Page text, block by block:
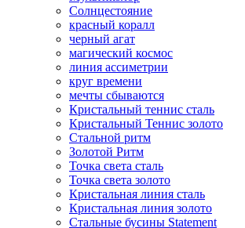
Солнцестояние
красный коралл
черный агат
магический космос
линия ассиметрии
круг времени
мечты сбываются
Кристальный теннис сталь
Кристальный Теннис золото
Стальной ритм
Золотой Ритм
Точка света сталь
Точка света золото
Кристальная линия сталь
Кристальная линия золото
Стальные бусины Statement